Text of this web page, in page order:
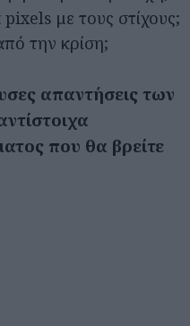
με τους στίχους;
την κρίση;
απαντήσεις των
που θα βρείτε